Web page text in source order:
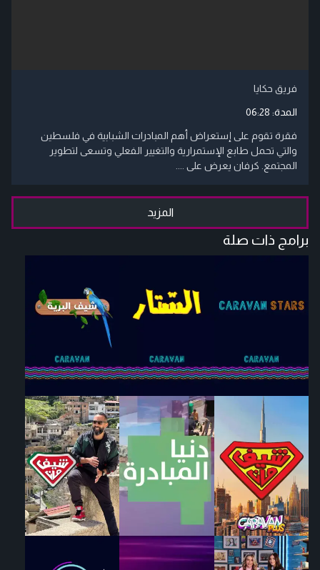
فريق حكايا
المدة: 06:28
فقرة تقوم على إستعراض أهم المبادرات الشبابية في فلسطين
والتي تحمل طابع الإستمرارية والتغيير الفعلي وتسعى لتطوير
المجتمع. كرفان يعرض على ....
المزيد
برامج ذات صلة